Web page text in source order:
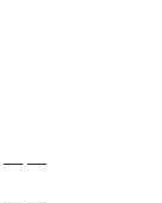
— —